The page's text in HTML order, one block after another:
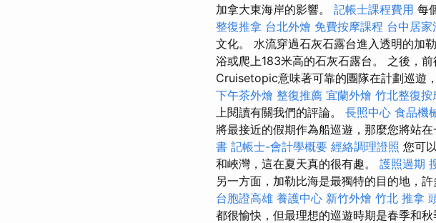
加拿大東海岸的影響。 記帳士課程費用 每
整復推拿 台北外燴 免費按摩課程 台中居家
文化。 水流穿過石灰石露台進入透明的加
浴或爬上183米高的石灰石露台。 之後，
Cruisetopic意味著可靠的團隊在計劃巡遊
下午茶外燴 整復推薦 宜蘭外燴 竹北整復按
上閱讀有關我們的評論。 長照中心 食品機
將最接近的假期作為船巡遊，那麼您將站在
書 記帳士-會計學概要 經絡調理證照 您可
和峽灣，這在夏天真的很有趣。 護照過期
另一方面，加勒比海是最獨特的目的地，
台胞證高雄 養護中心 新竹外燴 竹北 推拿
都很愉快，但最理想的巡遊時期是春季和秋